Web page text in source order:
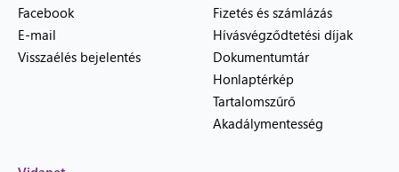
Facebook
E-mail
Visszaélés bejelentés
Fizetés és számlázás
Hívásvégződtetési díjak
Dokumentumtár
Honlaptérkép
Tartalomszűrő
Akadálymentesség